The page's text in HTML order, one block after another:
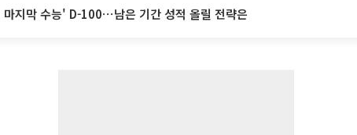
마지막 수능' D-100⋯남은 기간 성적 올릴 전략은